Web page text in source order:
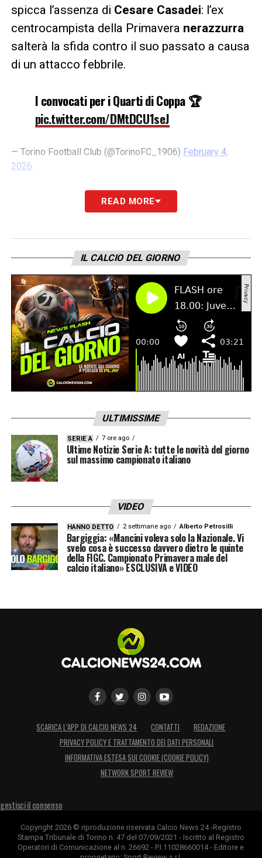
spicca l’assenza di Cesare Casadei: l’ex
centrocampista della Primavera nerazzurra
salterà la sfida contro il suo passato a causa
di un attacco febbrile.
I convocati per i Quarti di Coppa 🏆
pic.twitter.com/DMtDCU1seJ
— Torino Football Club (@TorinoFC_1906) February 4,
2026
ll tecnico Marco Baroni ha selezionato 21
calciatori per i Quarti di Finale della Coppa
Adams
Anjorin
Coco
Ebosse
Ilkhan
Israel
Kulenovic
Lazaro
Maripan
Njie
Nkounkou
Obrador
Perciun
Prati
Siviero
Casadei questa mattina non è partito per
Monza per un attacco febbrile.
Ultime Notizie Serie A: tutte le novità del
LA PLAYLIST DELLE NOSTRE TOP NEWS
READ MORE
IL CALCIO DEL GIORNO
ULTIMISSIME
SERIE A 7 ore ago
Ultime Notizie Serie A: tutte le novità del giorno
sul massimo campionato italiano
VIDEO
HANNO DETTO 2 settimane ago Alberto Petrosilli
Bargiggia: «Mancini voleva solo la Nazionale. Vi
svelo cosa è successo davvero dietro le quinte
della FIGC. Campionato Primavera male del
calcio italiano» ESCLUSIVA e VIDEO
SCARICA L’APP DI CALCIO NEWS 24 CONTATTI
REDAZIONE
PRIVACY POLICY E TRATTAMENTO DEI DATI PERSONALI
INFORMATIVA ESTESA SUI COOKIE (COOKIE POLICY)
NETWORK SPORT REVIEW
gestisci il consenso
Copyright 2026 © riproduzione riservata Calcio News 24 -Registro
Stampa Tribunale di Torino n. 47 del 07/09/2021 - Iscritto al Registro
Operatori di Comunicazione al n. 26692 - P.I.11028660014 - Editore e